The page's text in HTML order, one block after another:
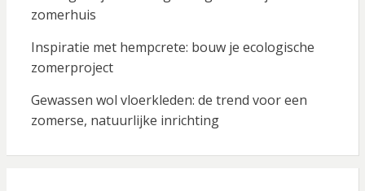
zomerhuis
Inspiratie met hempcrete: bouw je ecologische
zomerproject
Gewassen wol vloerkleden: de trend voor een
zomerse, natuurlijke inrichting